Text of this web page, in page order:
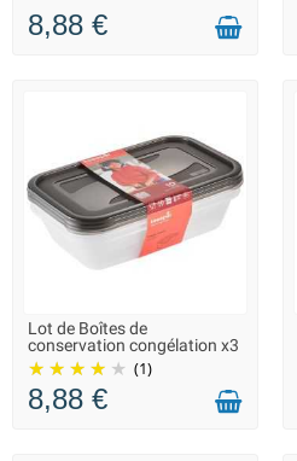
8,88 €
LIVRAISON 2 À 3 JOURS
Lot de Boîtes de
conservation congélation x3
(1)
8,88 €